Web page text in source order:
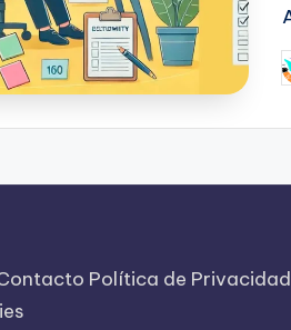
Política de Privacidad